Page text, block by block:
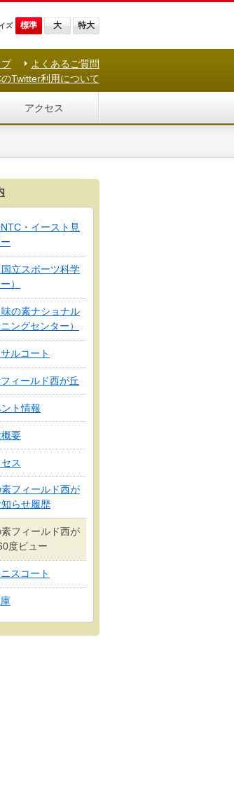
ズ 標準 大 特大
よくあるご質問
のTwitter利用について
アクセス
・イースト見
立スポーツ科学
）
の素ナショナル
ングセンター）
ルコート
ィールド西が丘
ト情報
要
ス
フィールド西が
知らせ履歴
フィールド西が
度ビュー
スコート